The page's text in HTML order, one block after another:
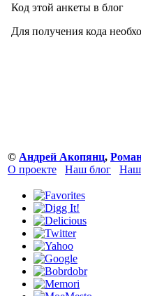
Код этой анкеты в блог
Для получения кода
© Андрей Акопянц,
О проекте
Наш блог